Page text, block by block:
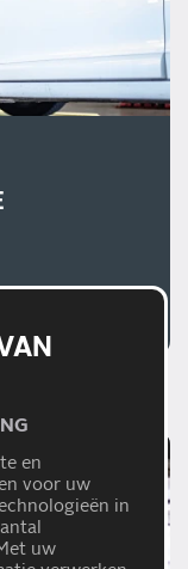
en
voor uw
in
uw